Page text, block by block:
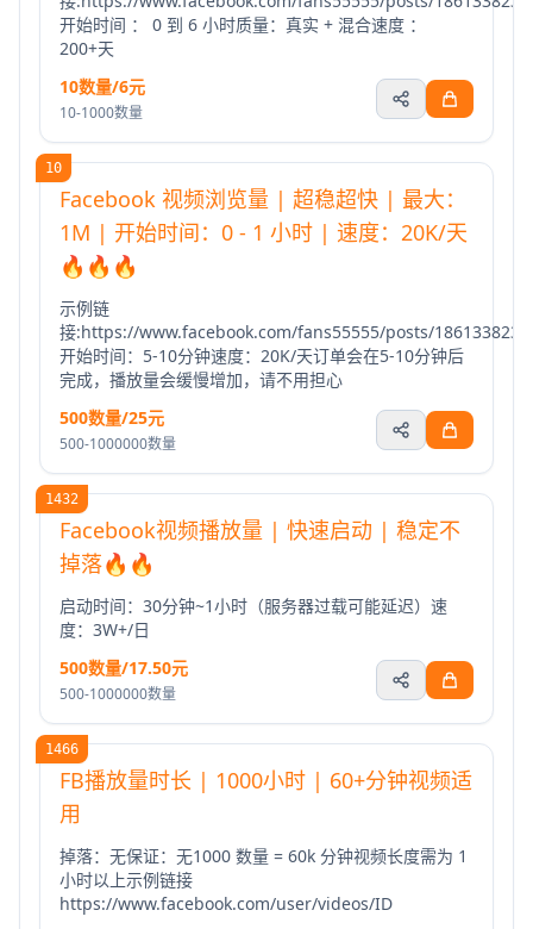
开始时间 ： 0 到 6 小时质量：真实 + 混合速度 ：
200+天
10数量/6元
10-1000数量
10
Facebook 视频浏览量 | 超稳超快 | 最大：
1M | 开始时间：0 - 1 小时 | 速度：20K/天
🔥🔥🔥
示例链
接:https://www.facebook.com/fans55555/posts/
开始时间：5-10分钟速度：20K/天订单会在5-10分钟后
完成，播放量会缓慢增加，请不用担心
500数量/25元
500-1000000数量
1432
Facebook视频播放量 | 快速启动 | 稳定不
掉落🔥🔥
启动时间：30分钟~1小时（服务器过载可能延迟）速
度：3W+/日
500数量/17.50元
500-1000000数量
1466
FB播放量时长 | 1000小时 | 60+分钟视频适
用
掉落：无保证：无1000 数量 = 60k 分钟视频长度需为 1
小时以上示例链接
https://www.facebook.com/user/videos/ID